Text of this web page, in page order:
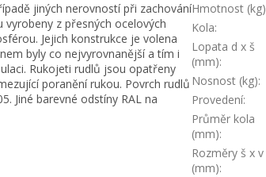
jiných nerovností při zachování
z přesných ocelových
Jejich konstrukce je volena
byly co nejvyrovnanější a tím i
Rukojeti rudlů jsou opatřeny
poranění rukou. Povrch rudlů
Jiné barevné odstíny RAL na
Hmotnost (kg)
Kola:
Lopata d x š
(mm):
Nosnost (kg):
Provedení:
Průměr kola
(mm):
Rozměry š x v
(mm):